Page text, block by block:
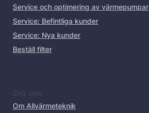
Service och optimering av värmepumpar
Service: Befintliga kunder
Service: Nya kunder
Beställ filter
Om oss
Om Allvärmeteknik